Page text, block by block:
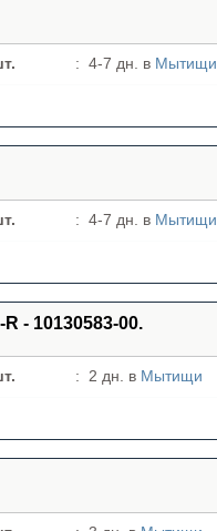
: 4-7 дн. в Мытищи
: 4-7 дн. в Мытищи
- 10130583-00.
: 2 дн. в Мытищи